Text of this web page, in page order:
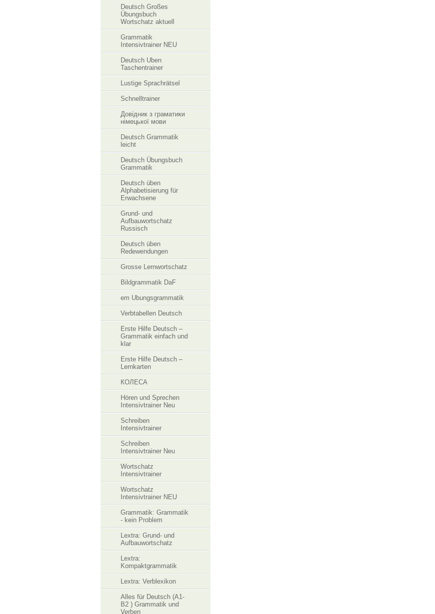
Deutsch Großes
Übungsbuch
Wortschatz aktuell
Grammatik
Intensivtrainer NEU
Deutsch Uben
Taschentrainer
Lustige Sprachrätsel
Schnelltrainer
Довідник з граматики
німецької мови
Deutsch Grammatik
leicht
Deutsch Übungsbuch
Grammatik
Deutsch üben
Alphabetisierung für
Erwachsene
Grund- und
Aufbauwortschatz
Russisch
Deutsch üben
Redewendungen
Grosse Lernwortschatz
Bildgrammatik DaF
em Ubungsgrammatik
Verbtabellen Deutsch
Erste Hilfe Deutsch –
Grammatik einfach und
klar
Erste Hilfe Deutsch –
Lernkarten
КОЛЕСА
Hören und Sprechen
Intensivtrainer Neu
Schreiben
Intensivtrainer
Schreiben
Intensivtrainer Neu
Wortschatz
Intensivtrainer
Wortschatz
Intensivtrainer NEU
Grammatik: Grammatik
- kein Problem
Lextra: Grund- und
Aufbauwortschatz
Lextra:
Kompaktgrammatik
Lextra: Verblexikon
Alles für Deutsch (A1-
B2 ) Grammatik und
Verben